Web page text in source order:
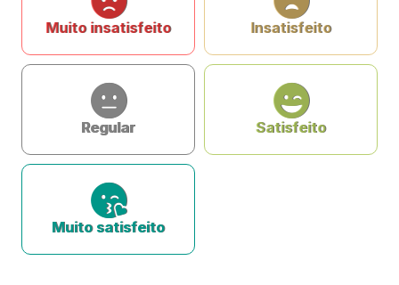
Muito insatisfeito Insatisfeito
Regular Satisfeito
Muito satisfeito